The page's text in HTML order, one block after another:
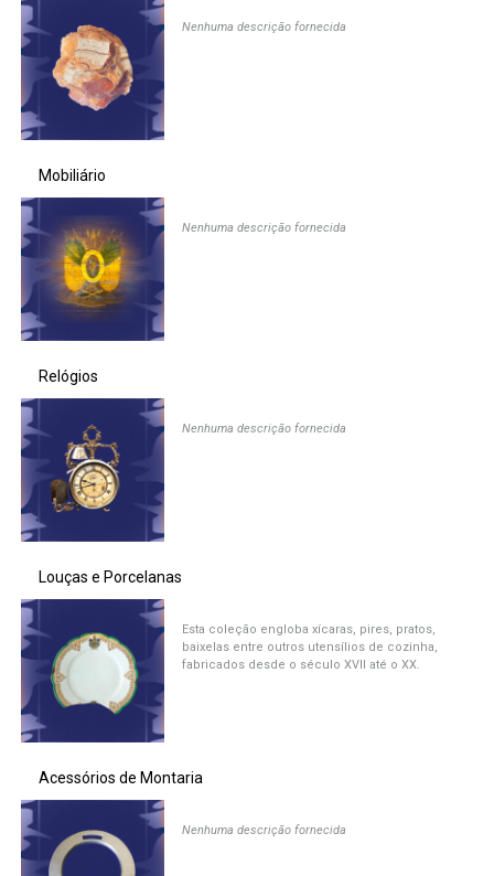
Ministério da Saúde
Ministério de Minas e Energia
Ministério da Ciência, Tecnologia, Inovações e Comunicações
Ministério do Meio Ambiente
Ministério do Turismo
Ministério do Desenvolvimento Regional
Ministério da Mulher, da Família e dos Direitos Humanos
Secretaria-Geral
Secretaria de Governo
Gabinete de Segurança Institucional
Advocacia-Geral da União
Banco Central do Brasil
Planalto
Nenhuma descrição fornecida
Mobiliário
Nenhuma descrição fornecida
Relógios
Nenhuma descrição fornecida
Louças e Porcelanas
Esta coleção engloba xícaras, pires, pratos,
baixelas entre outros utensílios de cozinha,
fabricados desde o século XVII até o XX.
Acessórios de Montaria
Nenhuma descrição fornecida